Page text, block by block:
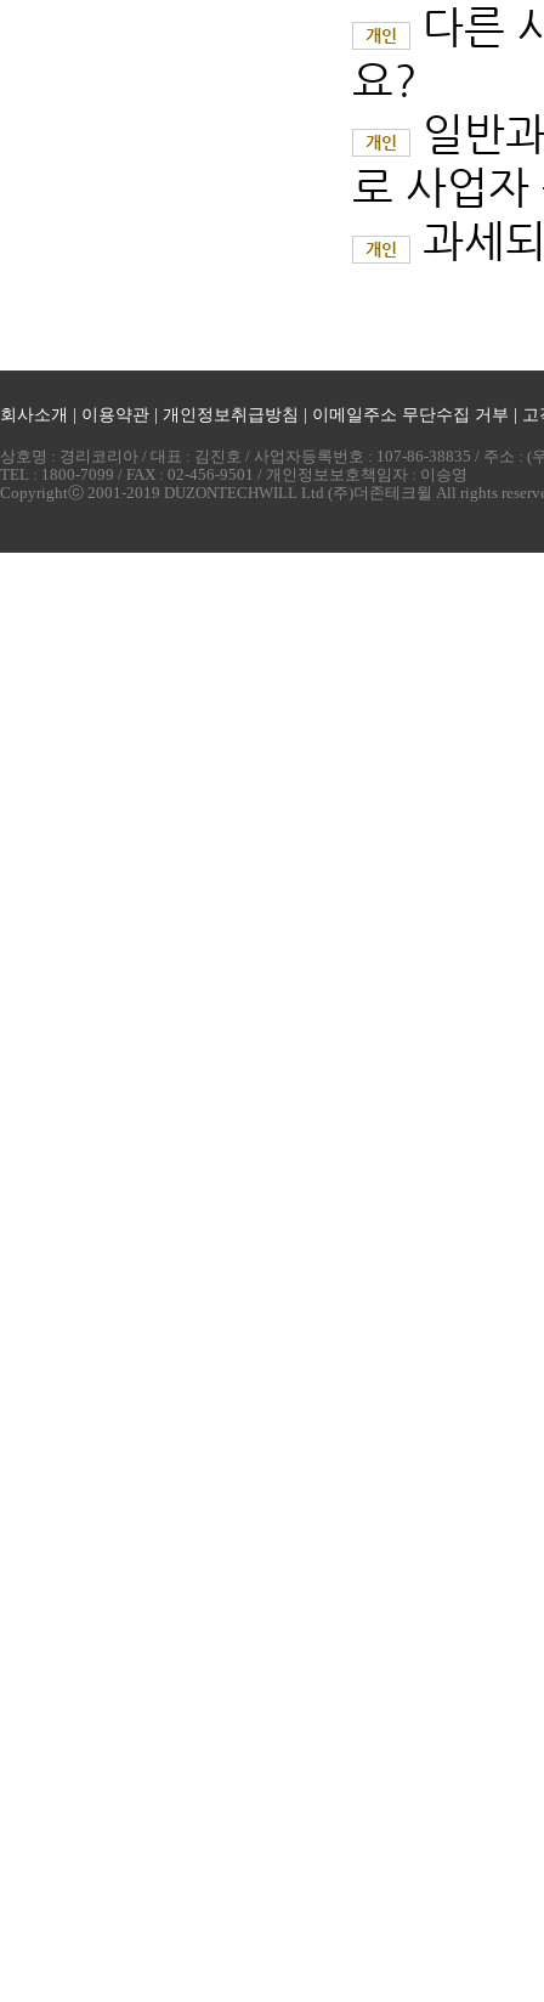
개인
다른
요?
개인
일반
로 사업
개인 과세
회사소개 이용약관 개인정보취급방침 이메일주소 무단수집 거부 고
상호명 : 경리코리아 / 대표 : 김진호 / 사업자등록번호 : 107-86-38835 / 주소 :
TEL : 1800-7099 / FAX : 02-456-9501 / 개인정보보호책임자 : 이승영
Copyrightⓒ 2001-2019 DUZONTECHWILL Ltd (주)더존테크윌 All rights